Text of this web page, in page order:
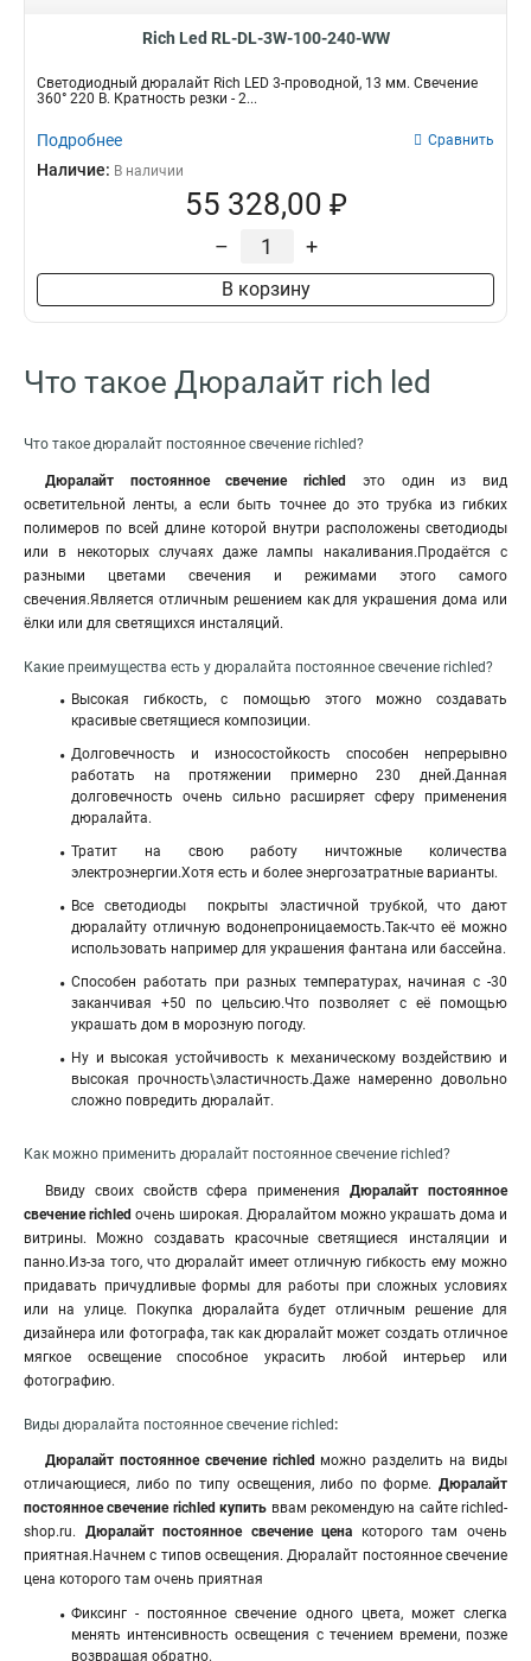
Rich Led RL-DL-3W-100-240-WW
Светодиодный дюралайт Rich LED 3-проводной, 13 мм. Свечение
360° 220 В. Кратность резки - 2...
Подробнее Сравнить
Наличие: В наличии
55 328,00 ₽
– +
В корзину
Что такое Дюралайт rich led
Что такое дюралайт постоянное свечение richled?
Дюралайт постоянное свечение richled
это один из вид
осветительной ленты, а если быть точнее до это трубка из гибких
полимеров по всей длине которой внутри расположены светодиоды
или в некоторых случаях даже лампы накаливания.Продаётся с
разными цветами свечения и режимами этого самого
свечения.Является отличным решением как для украшения дома или
ёлки или для светящихся инсталяций.
Какие преимущества есть у дюралайта постоянное свечение richled?
Высокая гибкость, с помощью этого можно создавать
красивые светящиеся композиции.
Долговечность и износостойкость способен непрерывно
работать на протяжении примерно 230 дней.Данная
долговечность очень сильно расширяет сферу применения
дюралайта.
Тратит на свою работу ничтожные количества
электроэнергии.Хотя есть и более энергозатратные варианты.
Все светодиоды покрыты эластичной трубкой, что дают
дюралайту отличную водонепроницаемость.Так-что её можно
использовать например для украшения фантана или бассейна.
Способен работать при разных температурах, начиная с -30
заканчивая +50 по цельсию.Что позволяет с её помощью
украшать дом в морозную погоду.
Ну и высокая устойчивость к механическому воздействию и
высокая прочность\эластичность.Даже намеренно довольно
сложно повредить дюралайт.
Как можно применить дюралайт постоянное свечение richled?
Ввиду своих свойств сфера примененияДюралайт постоянное
свечение richled очень широкая. Дюралайтом можно украшать дома и
витрины. Можно создавать красочные светящиеся инсталяции и
панно.Из-за того, что дюралайт имеет отличную гибкость ему можно
придавать причудливые формы для работы при сложных условиях
или на улице. Покупка дюралайта будет отличным решение для
дизайнера или фотографа, так как дюралайт может создать отличное
мягкое освещение способное украсить любой интерьер или
фотографию.
Виды дюралайта постоянное свечение richled:
Дюралайт постоянное свечение richled можно разделить на виды
отличающиеся, либо по типу освещения, либо по форме. Дюралайт
постоянное свечение richled купить ввам рекомендую на сайте richled-
shop.ru. Дюралайт постоянное свечение цена которого там очень
приятная.Начнем с типов освещения. Дюралайт постоянное свечение
цена которого там очень приятная
Фиксинг - постоянное свечение одного цвета, может слегка
менять интенсивность освещения с течением времени, позже
возвращая обратно.